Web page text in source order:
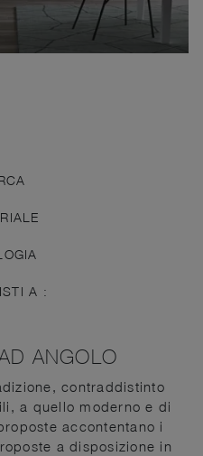
A :
ANGOLO
contraddistinto
a quello moderno e di
accontentano i
a disposizione in